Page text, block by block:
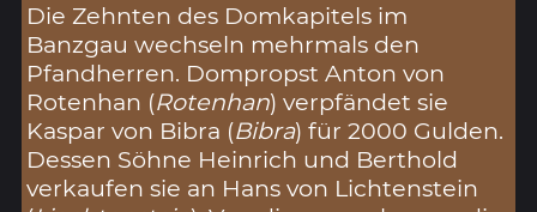
Die Zehnten des Domkapitels im
Banzgau wechseln mehrmals den
Pfandherren. Dompropst Anton von
Rotenhan (Rotenhan) verpfändet sie
Kaspar von Bibra (Bibra) für 2000 Gulden.
Dessen Söhne Heinrich und Berthold
verkaufen sie an Hans von Lichtenstein